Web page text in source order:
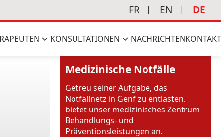
FR EN DE
KONSULTATIONEN NACHRICHTENKONTAKT
Medizinische Notfälle
Getreu seiner Aufgabe, das
Notfallnetz in Genf zu entlasten,
bietet unser medizinisches Zentrum
Behandlungs- und
Präventionsleistungen an.